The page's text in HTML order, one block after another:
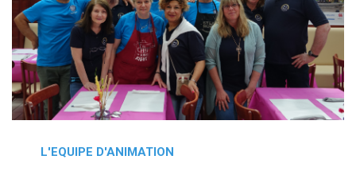
L'EQUIPE D'ANIMATION